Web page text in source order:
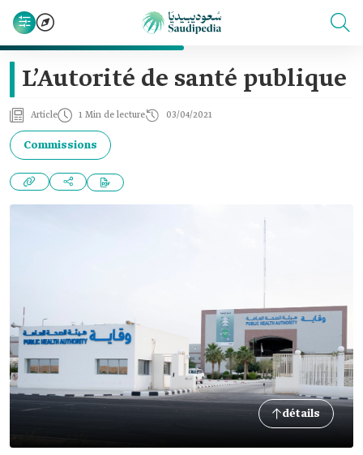
L’Autorité de santé publique
Article 1 Min de lecture 03/04/2021
Commissions
détails